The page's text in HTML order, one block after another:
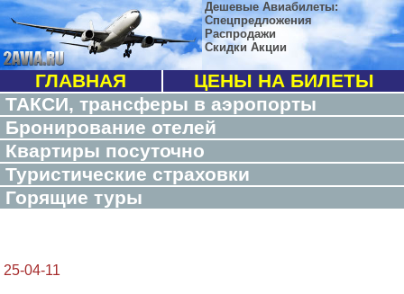
Дешевые Авиабилеты:
Спецпредложения
Распродажи
Скидки Акции
ГЛАВНАЯ
ЦЕНЫ НА БИЛЕТЫ
ТАКСИ, трансферы в аэропорты
Бронирование отелей
Квартиры посуточно
Туристические страховки
Горящие туры
25-04-11